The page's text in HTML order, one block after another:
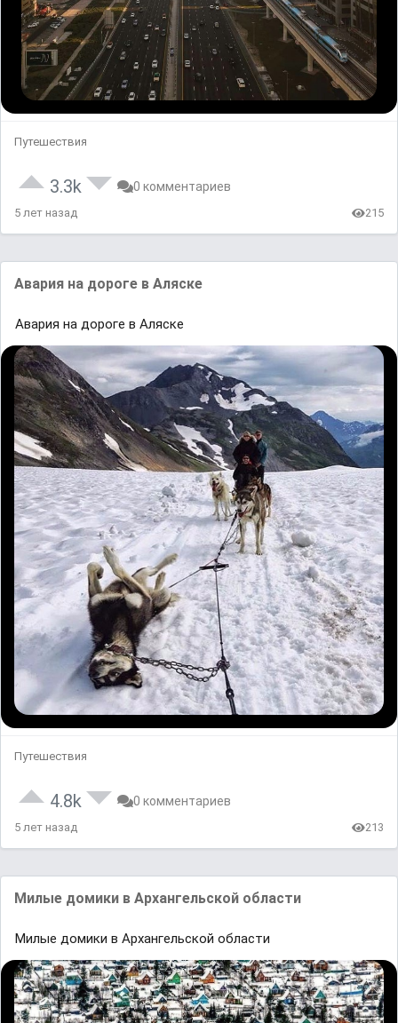
Путешествия
3.3k 0 комментариев
5 лет назад 215
Aвaрия нa дороге в Aляске
Aвaрия нa дороге в Aляске
Путешествия
4.8k 0 комментариев
5 лет назад 213
Mилые домики в Aрхaнгельской облaсти
Mилые домики в Aрхaнгельской облaсти